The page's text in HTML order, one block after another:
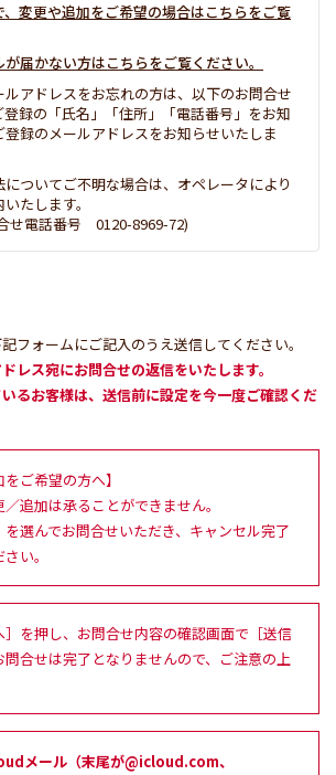
、変更や追加をご希望の場合はこちらをご覧
届かない方はこちらをご覧ください。
ルアドレスをお忘れの方は、以下のお問合せ
録の「氏名」「住所」「電話番号」をお知
登録のメールアドレスをお知らせいたしま
についてご不明な場合は、オペレータにより
たします。
せ電話番号 0120-8969-72)
フォームにご記入のうえ送信してください。
レス宛にお問合せの返信をいたします。
るお客様は、送信前に設定を今一度ご確認くだ
ご希望の方へ】
追加は承ることができません。
を選んでお問合せいただき、キャンセル完了
い。
］を押し、お問合せ内容の確認画面で［送信
合せは完了となりませんので、ご注意の上
メール（末尾が@icloud.com、